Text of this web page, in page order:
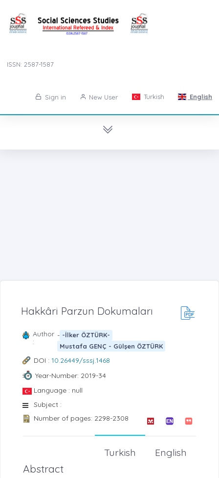
ISSN: 2587-1587
Sign in New User Turkish English
Hakkâri Parzun Dokumaları
Author
:
- -İlker ÖZTÜRK-
Mustafa GENÇ - Gülşen ÖZTÜRK
DOI : 10.26449/sssj.1468
Year-Number: 2019-34
Language : null
Subject :
Number of pages: 2298-2308
English
Turkish
Abstract